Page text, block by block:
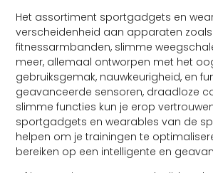
Het assortiment sportgadgets en
verscheidenheid aan apparaten
fitnessarmbanden, slimme
meer, allemaal ontworpen met het
gebruiksgemak, nauwkeurigheid, en
geavanceerde sensoren, draadloze
slimme functies kun je erop
sportgadgets en wearables van de
helpen om je trainingen te
bereiken op een intelligente en